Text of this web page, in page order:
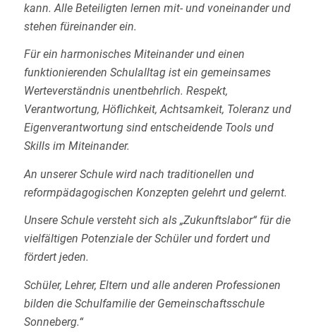
kann. Alle Beteiligten lernen mit- und voneinander und
stehen füreinander ein.
Für ein harmonisches Miteinander und einen
funktionierenden Schulalltag ist ein gemeinsames
Werteverständnis unentbehrlich. Respekt,
Verantwortung, Höflichkeit, Achtsamkeit, Toleranz und
Eigenverantwortung sind entscheidende Tools und
Skills im Miteinander.
An unserer Schule wird nach traditionellen und
reformpädagogischen Konzepten gelehrt und gelernt.
Unsere Schule versteht sich als „Zukunftslabor“ für die
vielfältigen Potenziale der Schüler und fordert und
fördert jeden.
Schüler, Lehrer, Eltern und alle anderen Professionen
bilden die Schulfamilie der Gemeinschaftsschule
Sonneberg.“